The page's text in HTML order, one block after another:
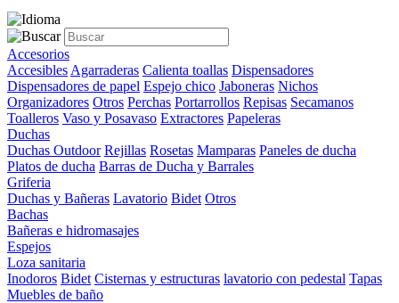
Accesorios
Accesibles Agarraderas Calienta toallas Dispensadores
Dispensadores de papel Espejo chico Jaboneras Nichos
Organizadores Otros Perchas Portarrollos Repisas Secamanos
Toalleros Vaso y Posavaso Extractores Papeleras
Duchas
Duchas Outdoor Rejillas Rosetas Mamparas Paneles de ducha
Platos de ducha Barras de Ducha y Barrales
Griferia
Duchas y Bañeras Lavatorio Bidet Otros
Bachas
Bañeras e hidromasajes
Espejos
Loza sanitaria
Inodoros Bidet Cisternas y estructuras lavatorio con pedestal Tapas
Muebles de baño